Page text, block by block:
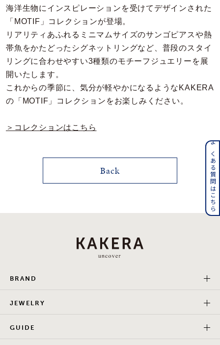
ファッションテイスト
着用シーン
コレクション
レディース
～
¥0
在庫 在庫ありのみ すべて表示
海洋生物にインスピレーションを受けてデザインされた
「MOTIF」コレクションが登場。
リアリティあふれるミニマムサイズのサンゴピアスや熱
帯魚をかたどったシグネットリングなど、普段のスタイ
リングに合わせやすい3種類のモチーフジュエリーを展
開いたします。
これからの季節に、気分が軽やかになるようなKAKERA
の「MOTIF」コレクションをお楽しみください。
＞コレクションはこちら
Back
BRAND
JEWELRY
GUIDE
よくある質問はこちら